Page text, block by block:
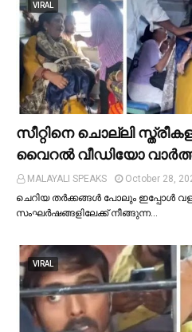
VIRAL
സീറ്റിനെ ചൊല്ലി
വൈറല്‍ വീഡിയോ
MALAYALI SPEAKS
October 28,
ചെറിയ തര്‍ക്കങ്ങള്‍ പോലും ഇപ്പോള്‍
സംഘര്‍ഷങ്ങളിലേക്ക് നീങ്ങുന്ന…
VIRAL